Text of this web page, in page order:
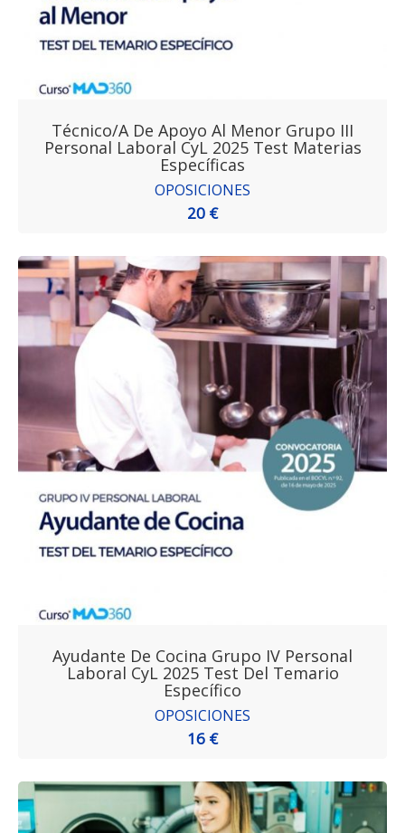
Técnico/a De Apoyo Al Menor Grupo III
Personal Laboral CyL 2025 Test Materias
Específicas
OPOSICIONES
20 €
Ayudante De Cocina Grupo IV Personal
Laboral CyL 2025 Test Del Temario
Específico
OPOSICIONES
16 €